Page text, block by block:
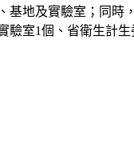
地及實驗室；同
室1個、省衛生計